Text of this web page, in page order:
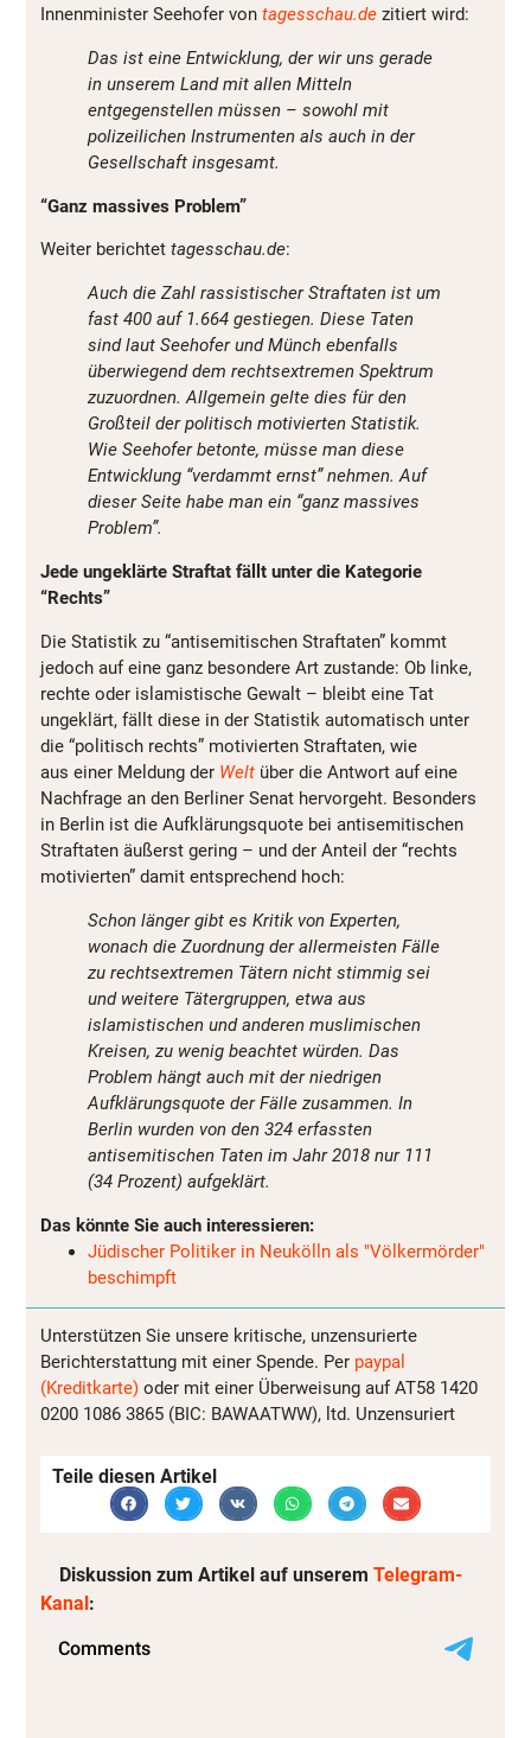
Innenminister Seehofer von tagesschau.de zitiert wird:
Das ist eine Entwicklung, der wir uns gerade
in unserem Land mit allen Mitteln
entgegenstellen müssen – sowohl mit
polizeilichen Instrumenten als auch in der
Gesellschaft insgesamt.
“Ganz massives Problem”
Weiter berichtet tagesschau.de:
Auch die Zahl rassistischer Straftaten ist um
fast 400 auf 1.664 gestiegen. Diese Taten
sind laut Seehofer und Münch ebenfalls
überwiegend dem rechtsextremen Spektrum
zuzuordnen. Allgemein gelte dies für den
Großteil der politisch motivierten Statistik.
Wie Seehofer betonte, müsse man diese
Entwicklung “verdammt ernst” nehmen. Auf
dieser Seite habe man ein “ganz massives
Problem”.
Jede ungeklärte Straftat fällt unter die Kategorie
“Rechts”
Die Statistik zu “antisemitischen Straftaten” kommt
jedoch auf eine ganz besondere Art zustande: Ob linke,
rechte oder islamistische Gewalt – bleibt eine Tat
ungeklärt, fällt diese in der Statistik automatisch unter
die “politisch rechts” motivierten Straftaten, wie
aus einer Meldung der Welt über die Antwort auf eine
Nachfrage an den Berliner Senat hervorgeht. Besonders
in Berlin ist die Aufklärungsquote bei antisemitischen
Straftaten äußerst gering – und der Anteil der “rechts
motivierten” damit entsprechend hoch:
Schon länger gibt es Kritik von Experten,
wonach die Zuordnung der allermeisten Fälle
zu rechtsextremen Tätern nicht stimmig sei
und weitere Tätergruppen, etwa aus
islamistischen und anderen muslimischen
Kreisen, zu wenig beachtet würden. Das
Problem hängt auch mit der niedrigen
Aufklärungsquote der Fälle zusammen. In
Berlin wurden von den 324 erfassten
antisemitischen Taten im Jahr 2018 nur 111
(34 Prozent) aufgeklärt.
Das könnte Sie auch interessieren:
Jüdischer Politiker in Neukölln als "Völkermörder"
beschimpft
Unterstützen Sie unsere kritische, unzensurierte
Berichterstattung mit einer Spende. Per paypal
(Kreditkarte) oder mit einer Überweisung auf AT58 1420
0200 1086 3865 (BIC: BAWAATWW), ltd. Unzensuriert
Teile diesen Artikel
Diskussion zum Artikel auf unserem Telegram-
Kanal: